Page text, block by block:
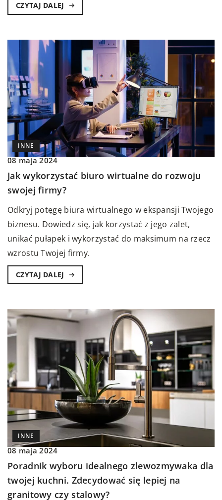
CZYTAJ DALEJ
INNE
08 maja 2024
Jak wykorzystać biuro wirtualne do rozwoju
swojej firmy?
Odkryj potęgę biura wirtualnego w ekspansji Twojego
biznesu. Dowiedz się, jak korzystać z jego zalet,
unikać pułapek i wykorzystać do maksimum na rzecz
wzrostu Twojej firmy.
CZYTAJ DALEJ
INNE
08 maja 2024
Poradnik wyboru idealnego zlewozmywaka dla
twojej kuchni. Zdecydować się lepiej na
granitowy czy stalowy?